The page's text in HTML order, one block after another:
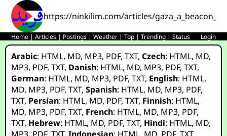
https://ninkilim.com/articles/
Home |Articles | Postings |Weather |Top |Trending |Status Login
Arabic: HTML, MD, MP3, PDF,TXT,Czech: HTML, MD,
MP3, PDF,TXT, Danish: HTML, MD, MP3, PDF,TXT,
German: HTML, MD, MP3, PDF,TXT, English: HTML,
MD, MP3, PDF,TXT,Spanish: HTML, MD, MP3, PDF,
TXT, Persian: HTML, MD, PDF,TXT, Finnish: HTML,
MD, MP3, PDF,TXT, French: HTML, MD, MP3, PDF,
TXT, Hebrew: HTML, MD, PDF,TXT, Hindi: HTML, MD,